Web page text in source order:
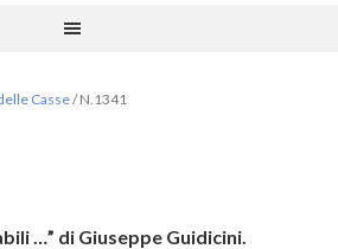
Casse/N.1341
…” di Giuseppe Guidicini.